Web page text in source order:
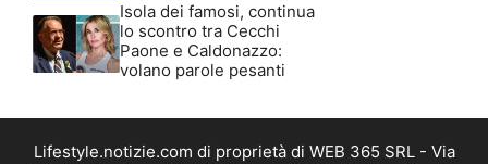
Isola dei famosi, continua
lo scontro tra Cecchi
Paone e Caldonazzo:
volano parole pesanti
Lifestyle.notizie.com di proprietà di WEB 365 SRL - Via